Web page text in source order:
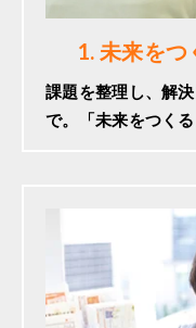
1. 未来をつ
課題を整理し、解
で。「未来をつくる